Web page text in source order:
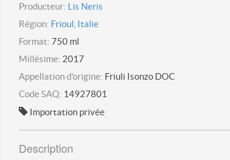
Producteur: Lis Neris
Région: Frioul, Italie
Format: 750 ml
Millésime: 2017
Appellation d'origine: Friuli Isonzo DOC
Code SAQ: 14927801
Importation privée
Description